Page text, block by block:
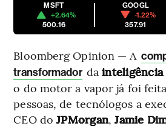
MSFT
+2.64%
500.16
GOOGL
-1.22%
357.91
Bloomberg Opinion — A
transformador da
o do motor a vapor já foi
pessoas, de tecnólogos a
CEO doJPMorgan, Jamie